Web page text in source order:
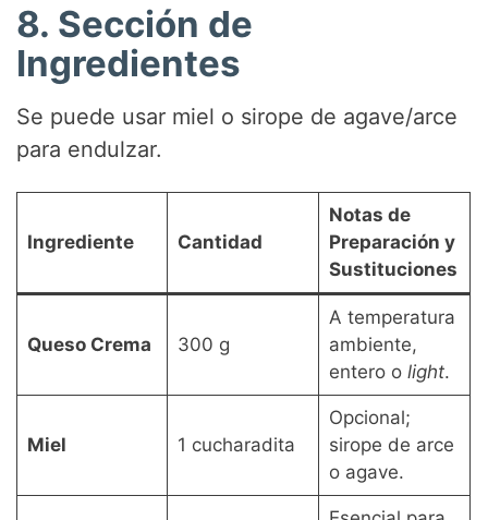
8. Sección de
Ingredientes
Se puede usar miel o sirope de agave/arce
para endulzar.
Ingrediente Cantidad
Notas de
Preparación y
Sustituciones
Queso Crema 300 g
A temperatura
ambiente,
entero o light.
Miel 1 cucharadita
Opcional;
sirope de arce
o agave.